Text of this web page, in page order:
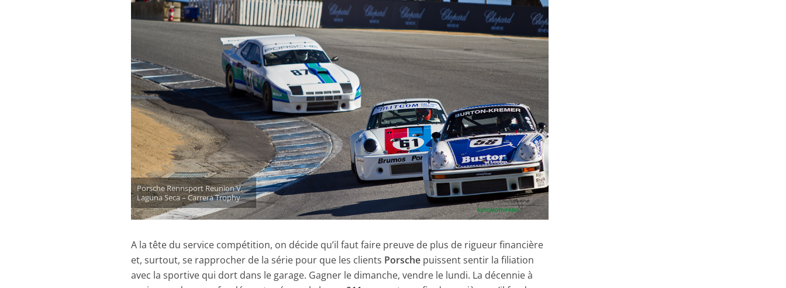
Porsche Rennsport Reunion V,
Laguna Seca – Carrera Trophy
A la tête du service compétition, on décide qu’il faut faire preuve de plus de rigueur financière
et, surtout, se rapprocher de la série pour que les clients Porsche puissent sentir la filiation
avec la sportive qui dort dans le garage. Gagner le dimanche, vendre le lundi. La décennie à